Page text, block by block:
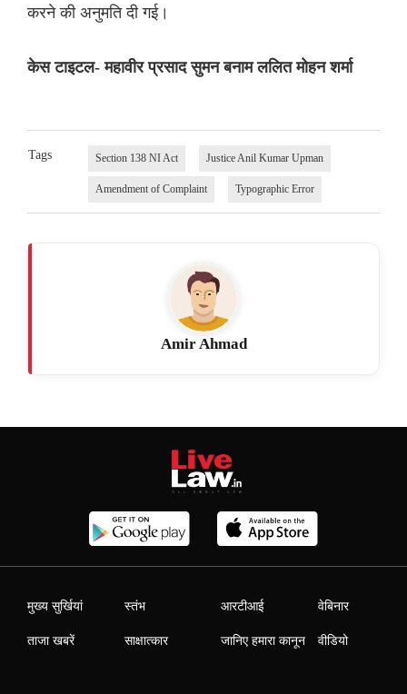
करने की अनुमति दी गई।
केस टाइटल- महावीर प्रसाद सुमन बनाम ललित मोहन शर्मा
Tags Section 138 NI Act Justice Anil Kumar Upman
Amendment of Complaint Typographic Error
Amir Ahmad
मुख्य सुर्खियां
ताजा खबरें
स्तंभ
साक्षात्कार
आरटीआई
जानिए हमारा कानून
वेबिनार
वीडियो